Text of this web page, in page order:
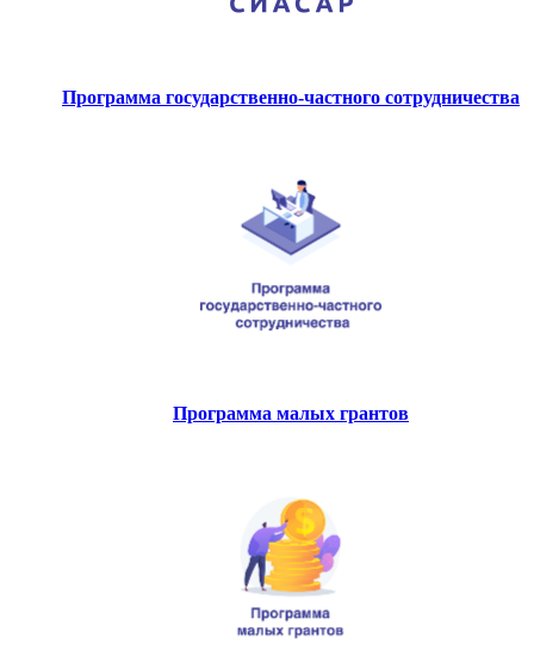
Программа государственно-частного сотрудничества
Программа малых грантов